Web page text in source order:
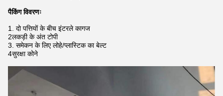
पैकिंग विवरणः
1. दो पत्तियों के बीच इंटरले कागज
2लकड़ी के अंत टोपी
3. समेकन के लिए लोहे/प्लास्टिक का बेल्ट
4सुरक्षा कोने